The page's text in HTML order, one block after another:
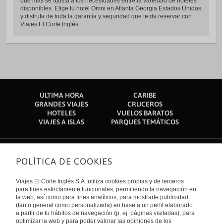
disponibles. Elige tu hotel Omni en Atlanta Georgia Estados Unidos
y disfruta de toda la garantía y seguridad que te da reservar con
Viajes El Corte Inglés.
ÚLTIMA HORA
CARIBE
GRANDES VIAJES
CRUCEROS
HOTELES
VUELOS BARATOS
VIAJES A ISLAS
PARQUES TEMÁTICOS
Sobre nosotros
Quiénes somos
Financiación
Sostenibilidad
Turismo accesible
Tarjeta El Corte Inglés
Trabaja con nosotros
Enlaces de interés
Guías de viaje
Catálogos
Internacional
POLÍTICA DE COOKIES
Viajes El Corte Inglés S.A. utiliza cookies propias y de terceros
para fines estrictamente funcionales, permitiendo la navegación en
la web, así como para fines analíticos, para mostrarte publicidad
(tanto general como personalizada) en base a un perfil elaborado
a partir de tu hábitos de navegación (p. ej. páginas visitadas), para
optimizar la web y para poder valorar las opiniones de los